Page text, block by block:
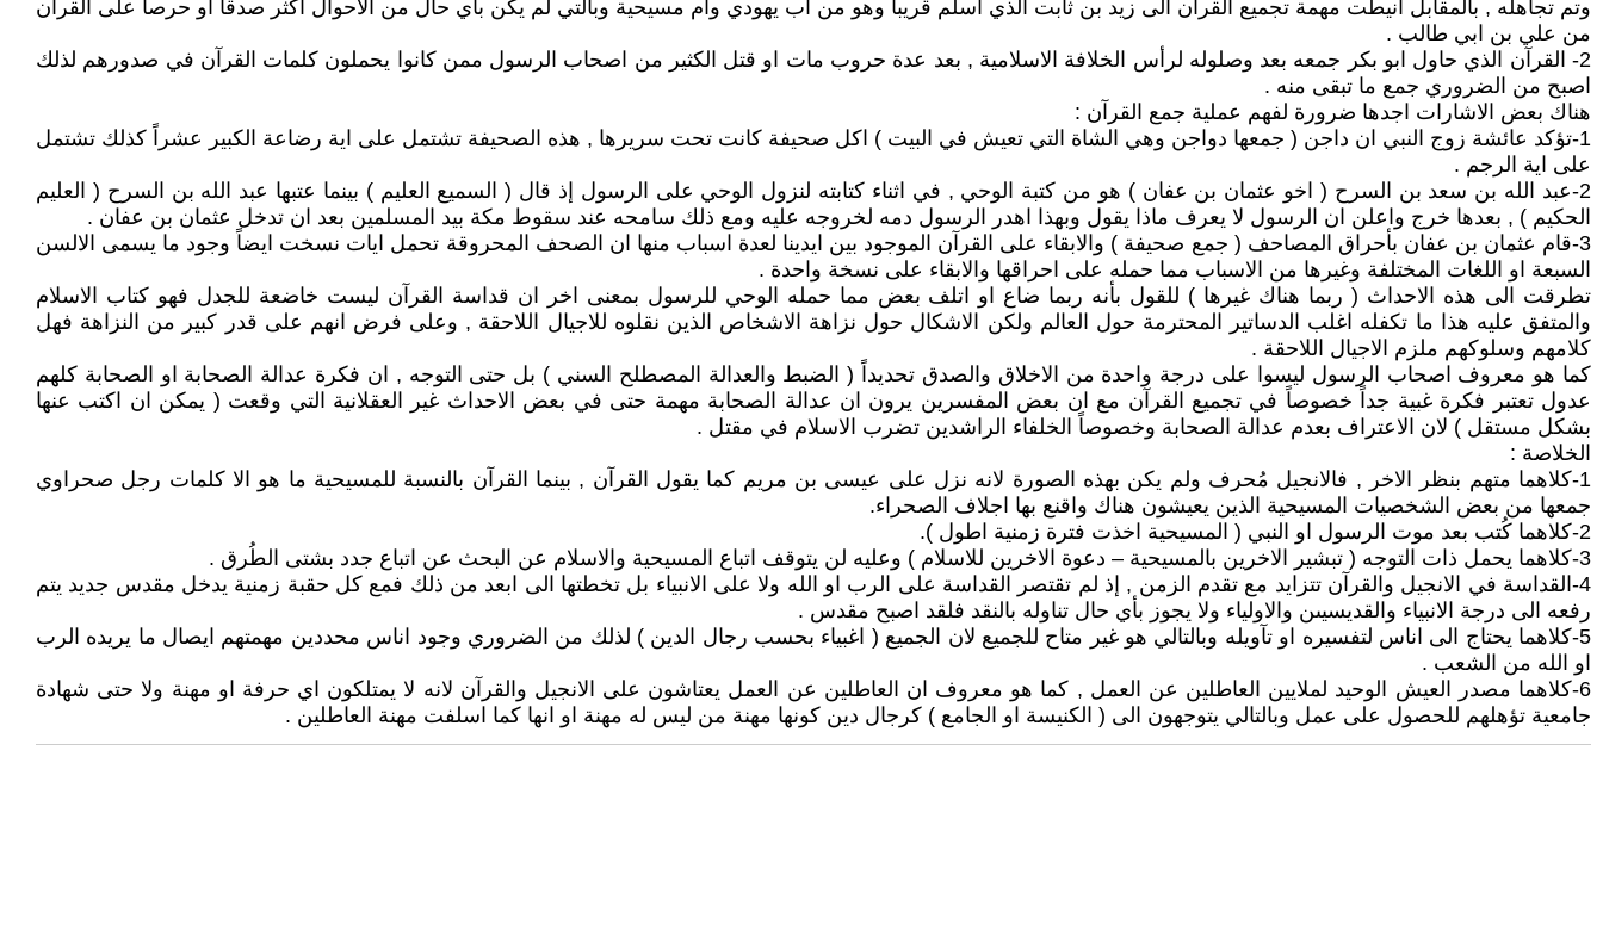
وتم تجاهله , بالمقابل انيطت مهمة تجميع القرآن الى زيد بن ثابت الذي اسلم قريباً وهو من اب يهودي وام مسيحية وبالتي لم يكن باي حال من الاحوال اكثر صدقاً او حرصا على القرآن
من علي بن ابي طالب .
2- القرآن الذي حاول ابو بكر جمعه بعد وصلوله لرأس الخلافة الاسلامية , بعد عدة حروب مات او قتل الكثير من اصحاب الرسول ممن كانوا يحملون كلمات القرآن في صدورهم لذلك
اصبح من الضروري جمع ما تبقى منه .
هناك بعض الاشارات اجدها ضرورة لفهم عملية جمع القرآن :
1-تؤكد عائشة زوج النبي ان داجن ( جمعها دواجن وهي الشاة التي تعيش في البيت ) اكل صحيفة كانت تحت سريرها , هذه الصحيفة تشتمل على اية رضاعة الكبير عشراً كذلك تشتمل
على اية الرجم .
2-عبد الله بن سعد بن السرح ( اخو عثمان بن عفان ) هو من كتبة الوحي , في اثناء كتابته لنزول الوحي على الرسول إذ قال ( السميع العليم ) بينما عتبها عبد الله بن السرح ( العليم
الحكيم ) , بعدها خرج واعلن ان الرسول لا يعرف ماذا يقول وبهذا اهدر الرسول دمه لخروجه عليه ومع ذلك سامحه عند سقوط مكة بيد المسلمين بعد ان تدخل عثمان بن عفان .
3-قام عثمان بن عفان بأحراق المصاحف ( جمع صحيفة ) والابقاء على القرآن الموجود بين ايدينا لعدة اسباب منها ان الصحف المحروقة تحمل ايات نسخت ايضاً وجود ما يسمى الالسن
السبعة او اللغات المختلفة وغيرها من الاسباب مما حمله على احراقها والابقاء على نسخة واحدة .
تطرقت الى هذه الاحداث ( ربما هناك غيرها ) للقول بأنه ربما ضاع او اتلف بعض مما حمله الوحي للرسول بمعنى اخر ان قداسة القرآن ليست خاضعة للجدل فهو كتاب الاسلام
والمتفق عليه هذا ما تكفله اغلب الدساتير المحترمة حول العالم ولكن الاشكال حول نزاهة الاشخاص الذين نقلوه للاجيال اللاحقة , وعلى فرض انهم على قدر كبير من النزاهة فهل
كلامهم وسلوكهم ملزم الاجيال اللاحقة .
كما هو معروف اصحاب الرسول ليسوا على درجة واحدة من الاخلاق والصدق تحديداً ( الضبط والعدالة المصطلح السني ) بل حتى التوجه , ان فكرة عدالة الصحابة او الصحابة كلهم
عدول تعتبر فكرة غبية جداً خصوصاً في تجميع القرآن مع ان بعض المفسرين يرون ان عدالة الصحابة مهمة حتى في بعض الاحداث غير العقلانية التي وقعت ( يمكن ان اكتب عنها
بشكل مستقل ) لان الاعتراف بعدم عدالة الصحابة وخصوصاً الخلفاء الراشدين تضرب الاسلام في مقتل .
الخلاصة :
1-كلاهما متهم بنظر الاخر , فالانجيل مُحرف ولم يكن بهذه الصورة لانه نزل على عيسى بن مريم كما يقول القرآن , بينما القرآن بالنسبة للمسيحية ما هو الا كلمات رجل صحراوي
جمعها من بعض الشخصيات المسيحية الذين يعيشون هناك واقنع بها اجلاف الصحراء.
2-كلاهما كُتب بعد موت الرسول او النبي ( المسيحية اخذت فترة زمنية اطول ).
3-كلاهما يحمل ذات التوجه ( تبشير الاخرين بالمسيحية – دعوة الاخرين للاسلام ) وعليه لن يتوقف اتباع المسيحية والاسلام عن البحث عن اتباع جدد بشتى الطُرق .
4-القداسة في الانجيل والقرآن تتزايد مع تقدم الزمن , إذ لم تقتصر القداسة على الرب او الله ولا على الانبياء بل تخطتها الى ابعد من ذلك فمع كل حقبة زمنية يدخل مقدس جديد يتم
رفعه الى درجة الانبياء والقديسيىن والاولياء ولا يجوز بأي حال تناوله بالنقد فلقد اصبح مقدس .
5-كلاهما يحتاج الى اناس لتفسيره او تآويله وبالتالي هو غير متاح للجميع لان الجميع ( اغبياء بحسب رجال الدين ) لذلك من الضروري وجود اناس محددين مهمتهم ايصال ما يريده الرب
او الله من الشعب .
6-كلاهما مصدر العيش الوحيد لملايين العاطلين عن العمل , كما هو معروف ان العاطلين عن العمل يعتاشون على الانجيل والقرآن لانه لا يمتلكون اي حرفة او مهنة ولا حتى شهادة
جامعية تؤهلهم للحصول على عمل وبالتالي يتوجهون الى ( الكنيسة او الجامع ) كرجال دين كونها مهنة من ليس له مهنة او انها كما اسلفت مهنة العاطلين .